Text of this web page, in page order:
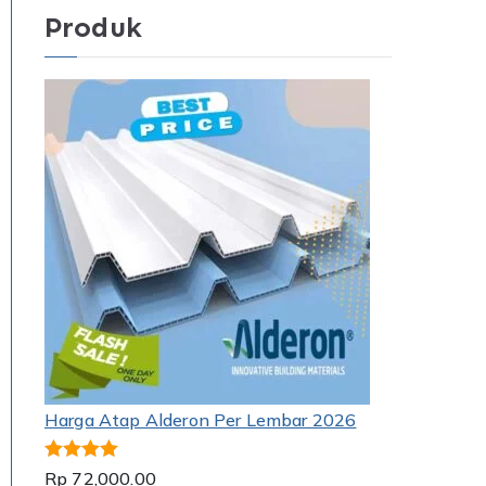
Produk
Harga Atap Alderon Per Lembar 2026
Dinilai 5.00
Rp 72,000.00